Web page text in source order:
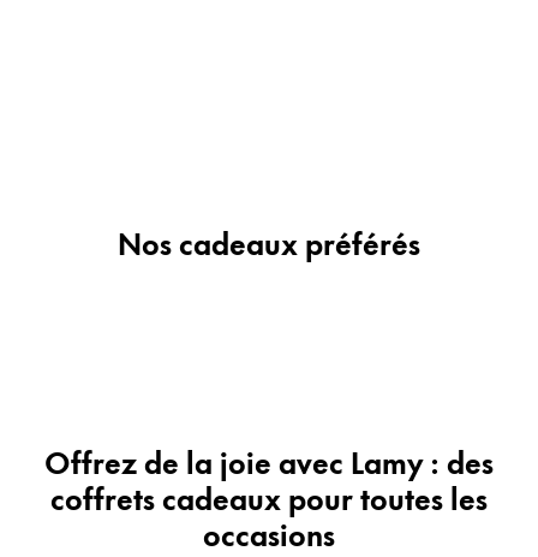
Poland
Nos cadeaux préférés
Offrez de la joie avec Lamy : des
coffrets cadeaux pour toutes les
occasions